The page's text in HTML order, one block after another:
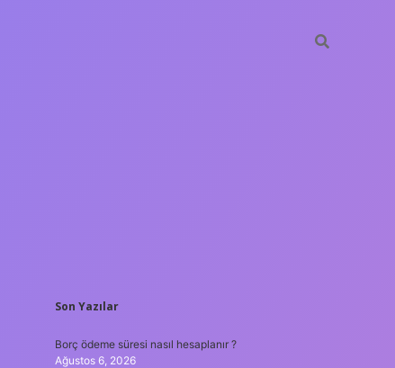
SIDEBAR
Son Yazılar
Borç ödeme süresi nasıl hesaplanır ?
Ağustos 6, 2026